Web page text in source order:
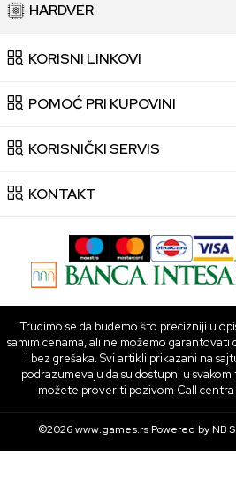
HARDVER
KORISNI LINKOVI
POMOĆ PRI KUPOVINI
KORISNIČKI SERVIS
KONTAKT
Trudimo se da budemo što precizniji u
samim cenama, ali ne možemo garantovati
i bez grešaka. Svi artikli prikazani na
podrazumevaju da su dostupni u
možete proveriti pozivom Call
©2026www.games.rs Powered byNB